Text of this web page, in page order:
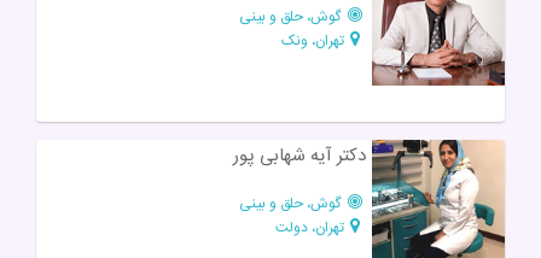
گوش، حلق و بینی
تهران، ونک
دکتر آیه شهابی پور
گوش، حلق و بینی
تهران، دولت